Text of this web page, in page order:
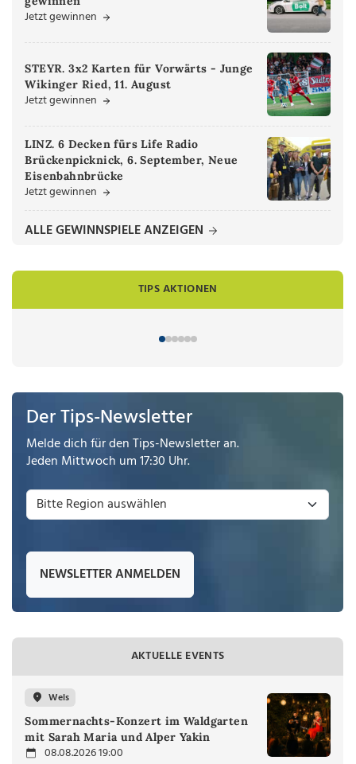
Jetzt gewinnen
STEYR. 3x2 Karten für Vorwärts - Junge
Wikinger Ried, 11. August
Jetzt gewinnen
LINZ. 6 Decken fürs Life Radio
Brückenpicknick, 6. September, Neue
Eisenbahnbrücke
Jetzt gewinnen
ALLE GEWINNSPIELE ANZEIGEN
TIPS AKTIONEN
Der Tips-Newsletter
Melde dich für den Tips-Newsletter an.
Jeden Mittwoch um 17:30 Uhr.
NEWSLETTER ANMELDEN
AKTUELLE EVENTS
Wels
Sommernachts-Konzert im Waldgarten
mit Sarah Maria und Alper Yakin
08.08.2026 19:00